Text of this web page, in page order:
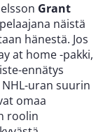
Grant
näistä
hänestä. Jos
at home -pakki,
ennätys
uran suurin
omaa
roolin